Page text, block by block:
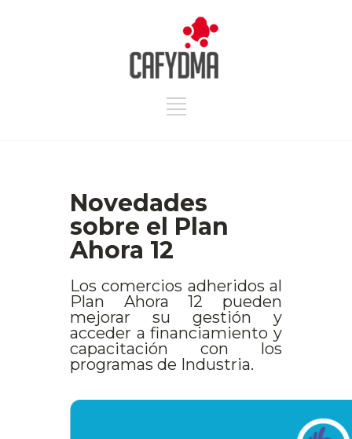
Novedades
sobre el Plan
Ahora 12
Los comercios adheridos al
Plan Ahora 12 pueden
mejorar su gestión y
acceder a financiamiento y
capacitación con los
programas de Industria.